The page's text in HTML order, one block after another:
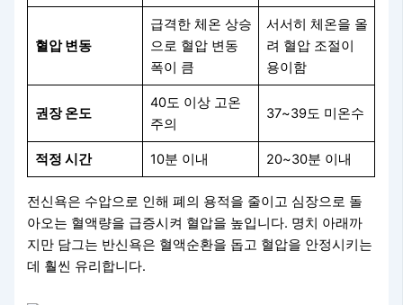
혈압 변동
급격한 체온 상승
으로 혈압 변동
폭이 큼
서서히 체온을 올
려 혈압 조절이
용이함
권장 온도
40도 이상 고온
주의
37~39도 미온수
적정 시간 10분 이내 20~30분 이내
전신욕은 수압으로 인해 폐의 용적을 줄이고 심장으로 돌
아오는 혈액량을 급증시켜 혈압을 높입니다. 명치 아래까
지만 담그는 반신욕은 혈액순환을 돕고 혈압을 안정시키는
데 훨씬 유리합니다.